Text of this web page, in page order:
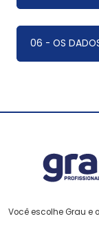
06 - OS
Você escolhe Grau e